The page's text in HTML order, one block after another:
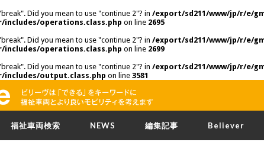
Did you mean to use "continue 2"? in /export/sd211/www/jp/r/e/
operations.class.php on line 2695
Did you mean to use "continue 2"? in /export/sd211/www/jp/r/e/
operations.class.php on line 2699
Did you mean to use "continue 2"? in /export/sd211/www/jp/r/e/
output.class.php on line 3581
福祉車両検索 NEWS 編集記事 Believer